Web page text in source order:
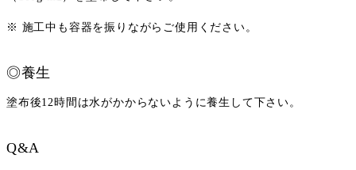
※ 施工中も容器を振りながらご使用ください。
◎養生
塗布後12時間は水がかからないように養生して下さい。
Q&A